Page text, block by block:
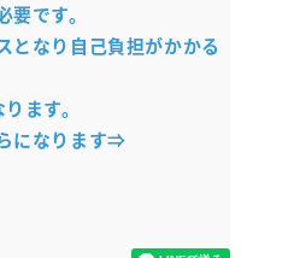
です。
となり自己負担がかかる
ます。
になります⇒